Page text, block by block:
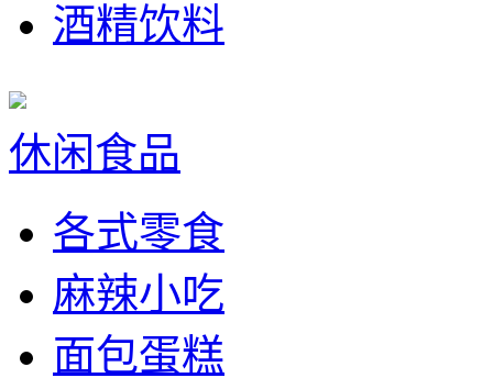
酒精饮料
休闲食品
各式零食
麻辣小吃
面包蛋糕